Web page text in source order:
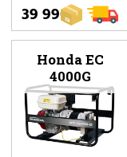
39 990,-
Honda EC
4000G